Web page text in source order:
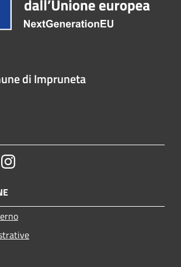
di Impruneta
Instagram